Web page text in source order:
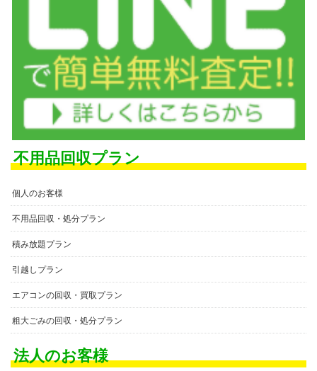
不用品回収プラン
個人のお客様
不用品回収・処分プラン
積み放題プラン
引越しプラン
エアコンの回収・買取プラン
粗大ごみの回収・処分プラン
法人のお客様